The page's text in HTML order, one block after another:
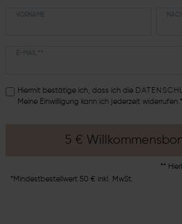
Hiermit bestätige ich, dass ich die
Meine Einwilligung kann ich jederzeit
5 €
**
*Mindestbestellwert 50 € inkl. MwSt.